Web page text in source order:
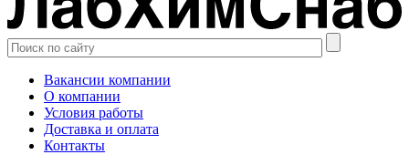
Вакансии компании
О компании
Условия работы
Доставка и оплата
Контакты